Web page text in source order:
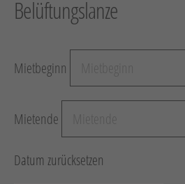
Belüftungslanze
Mietbeginn
Mietende
Datum zurücksetzen